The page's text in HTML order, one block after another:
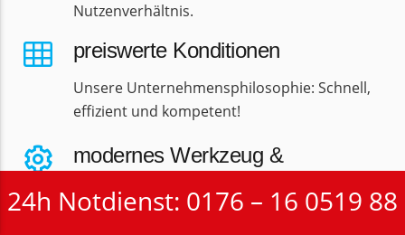
Nutzenverhältnis.
preiswerte Konditionen
Unsere Unternehmensphilosophie: Schnell,
effizient und kompetent!
modernes Werkzeug &
24h Notdienst: 0176 – 16 0519 88